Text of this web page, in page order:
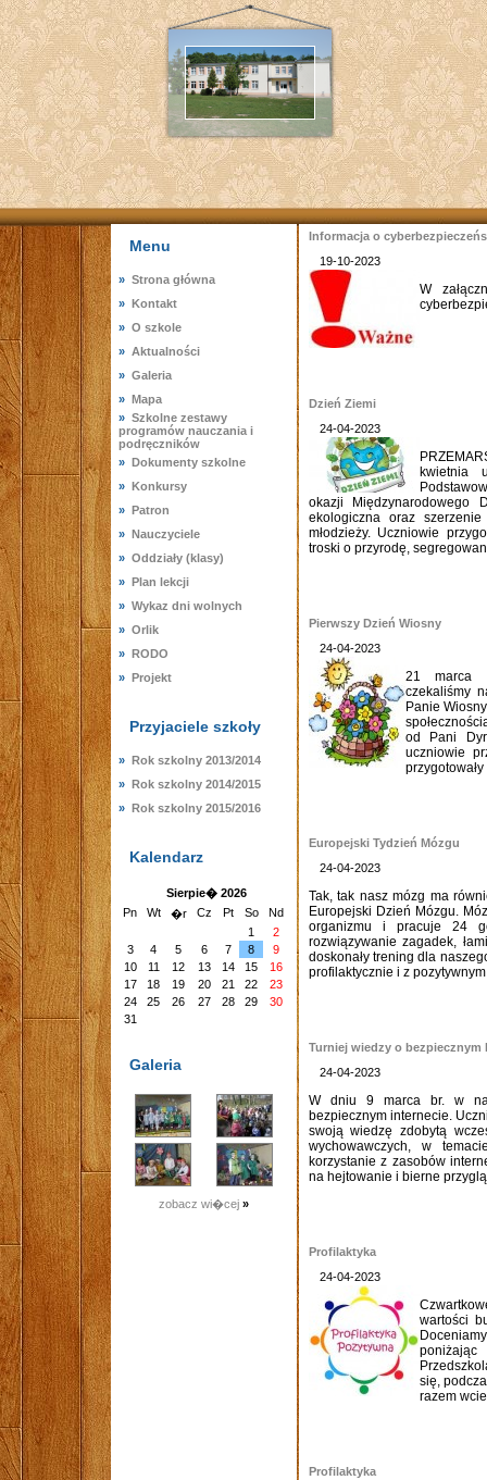
Menu
» Strona główna
» Kontakt
» O szkole
» Aktualności
» Galeria
» Mapa
» Szkolne zestawy
programów nauczania i
podręczników
» Dokumenty szkolne
» Konkursy
» Patron
» Nauczyciele
» Oddziały (klasy)
» Plan lekcji
» Wykaz dni wolnych
» Orlik
» RODO
» Projekt
Przyjaciele szkoły
» Rok szkolny 2013/2014
» Rok szkolny 2014/2015
» Rok szkolny 2015/2016
Kalendarz
Sierpie� 2026
Pn
Wt �r Cz Pt So
Nd
1
2
3
4 5 6 7 8
9
10
11 12 13 14 15
16
17
18 19 20 21 22
23
24
25 26 27 28 29
30
31
Galeria
zobacz wi�cej »
Informacja o
19-10-2023
W
Dzień Ziemi
24-04-2023
kwietnia
okazji Międzynarodowego
ekologiczna oraz
młodzieży. Uczniowie
troski o przyrodę,
Pierwszy Dzień Wiosny
24-04-2023
21 marca
czekaliśmy
Panie
od Pani
uczniowie
Europejski Tydzień Mózgu
24-04-2023
Tak, tak nasz mózg ma
Europejski Dzień Mózgu.
organizmu i pracuje 24
rozwiązywanie zagadek,
doskonały trening dla
profilaktycznie i z
Turniej wiedzy o bezpiecznym
24-04-2023
W dniu 9 marca br. w
bezpiecznym internecie.
swoją wiedzę zdobytą
wychowawczych, w
korzystanie z zasobów
na hejtowanie i bierne
Profilaktyka
24-04-2023
wartości
się,
razem
Profilaktyka